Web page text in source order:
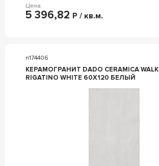
Цена
5 396,82 Р / кв.м.
n174406
КЕРАМОГРАНИТ DADO CERAMICA WALK
RIGATINO WHITE 60X120 БЕЛЫЙ